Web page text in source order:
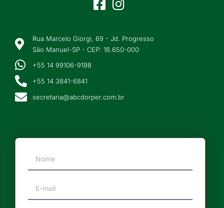
Rua Marcelo Giorgi, 69 - Jd. Progresso
São Manuel-SP - CEP: 18.650-000
+55 14 99106-9198
+55 14 3841-6841
secretaria@abcdorper.com.br